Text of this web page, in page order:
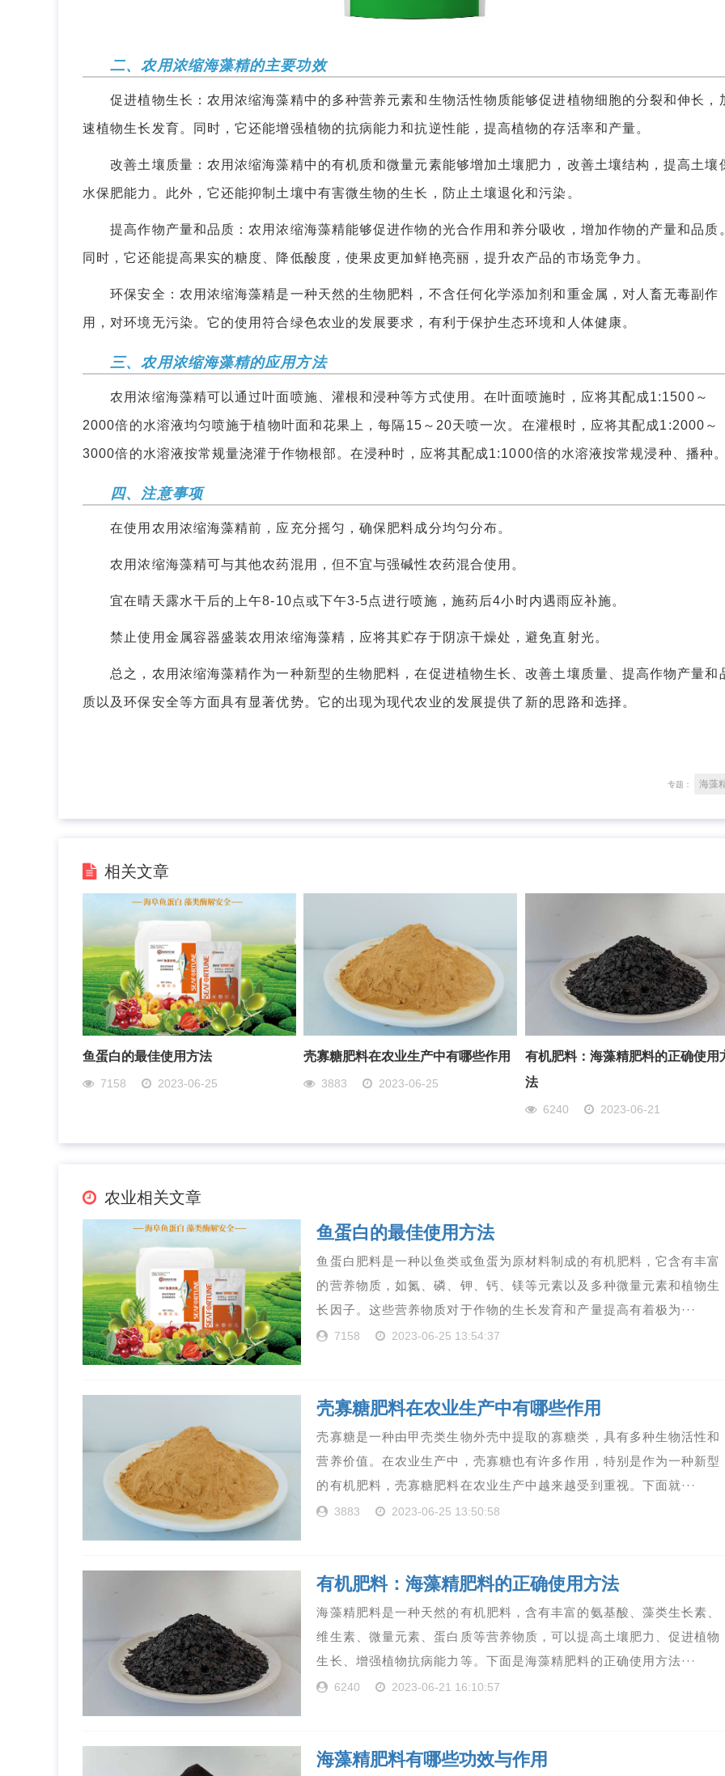
二、农用浓缩海藻精的主要功效
促进植物生长：农用浓缩海藻精中的多种营养元素和生物活性物质能够促进植物细胞的分裂和伸长，
速植物生长发育。同时，它还能增强植物的抗病能力和抗逆性能，提高植物的存活率和产量。
改善土壤质量：农用浓缩海藻精中的有机质和微量元素能够增加土壤肥力，改善土壤结构，提高土壤
水保肥能力。此外，它还能抑制土壤中有害微生物的生长，防止土壤退化和污染。
提高作物产量和品质：农用浓缩海藻精能够促进作物的光合作用和养分吸收，增加作物的产量和品质
同时，它还能提高果实的糖度、降低酸度，使果皮更加鲜艳亮丽，提升农产品的市场竞争力。
环保安全：农用浓缩海藻精是一种天然的生物肥料，不含任何化学添加剂和重金属，对人畜无毒副作
用，对环境无污染。它的使用符合绿色农业的发展要求，有利于保护生态环境和人体健康。
三、农用浓缩海藻精的应用方法
农用浓缩海藻精可以通过叶面喷施、灌根和浸种等方式使用。在叶面喷施时，应将其配成1:1500～
2000倍的水溶液均匀喷施于植物叶面和花果上，每隔15～20天喷一次。在灌根时，应将其配成1:2000～
3000倍的水溶液按常规量浇灌于作物根部。在浸种时，应将其配成1:1000倍的水溶液按常规浸种、播种
四、注意事项
在使用农用浓缩海藻精前，应充分摇匀，确保肥料成分均匀分布。
农用浓缩海藻精可与其他农药混用，但不宜与强碱性农药混合使用。
宜在晴天露水干后的上午8-10点或下午3-5点进行喷施，施药后4小时内遇雨应补施。
禁止使用金属容器盛装农用浓缩海藻精，应将其贮存于阴凉干燥处，避免直射光。
总之，农用浓缩海藻精作为一种新型的生物肥料，在促进植物生长、改善土壤质量、提高作物产量和
质以及环保安全等方面具有显著优势。它的出现为现代农业的发展提供了新的思路和选择。
专题： 海藻
相关文章
鱼蛋白的最佳使用方法
7158 2023-06-25
壳寡糖肥料在农业生产中有哪些作用
3883 2023-06-25
有机肥料：海藻精肥料的正确使用
法
6240 2023-06-21
农业相关文章
鱼蛋白的最佳使用方法
鱼蛋白肥料是一种以鱼类或鱼蛋为原材料制成的有机肥料，它含有丰富
的营养物质，如氮、磷、钾、钙、镁等元素以及多种微量元素和植物生
长因子。这些营养物质对于作物的生长发育和产量提高有着极为···
7158 2023-06-25 13:54:37
壳寡糖肥料在农业生产中有哪些作用
壳寡糖是一种由甲壳类生物外壳中提取的寡糖类，具有多种生物活性和
营养价值。在农业生产中，壳寡糖也有许多作用，特别是作为一种新型
的有机肥料，壳寡糖肥料在农业生产中越来越受到重视。下面就···
3883 2023-06-25 13:50:58
有机肥料：海藻精肥料的正确使用方法
海藻精肥料是一种天然的有机肥料，含有丰富的氨基酸、藻类生长素、
维生素、微量元素、蛋白质等营养物质，可以提高土壤肥力、促进植物
生长、增强植物抗病能力等。下面是海藻精肥料的正确使用方法···
6240 2023-06-21 16:10:57
海藻精肥料有哪些功效与作用